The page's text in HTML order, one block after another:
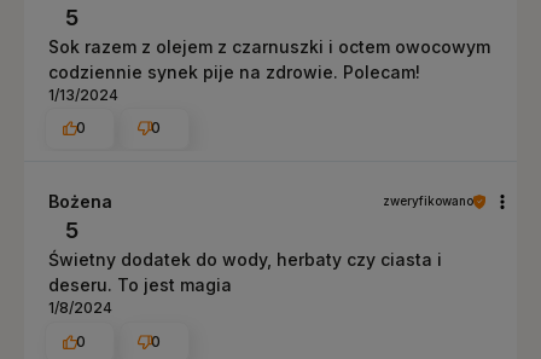
5
Sok razem z olejem z czarnuszki i octem owocowym
codziennie synek pije na zdrowie. Polecam!
1/13/2024
0
0
Bożena zweryfikowano
5
Świetny dodatek do wody, herbaty czy ciasta i
deseru. To jest magia
1/8/2024
0
0